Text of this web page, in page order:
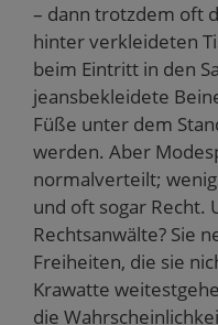
– dann trotzdem oft
hinter verkleideten
beim Eintritt in den
jeansbekleidete
Füße unter dem
werden. Aber
normalverteilt;
und oft sogar Recht.
Rechtsanwälte? Sie
Freiheiten, die sie
Krawatte
die